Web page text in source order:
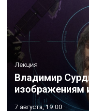
Лекция
Владимир
изображениям
7 августа, 19:00